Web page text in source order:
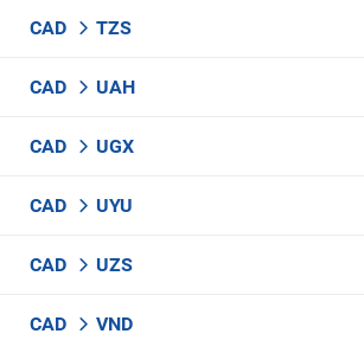
CAD TZS
CAD UAH
CAD UGX
CAD UYU
CAD UZS
CAD VND